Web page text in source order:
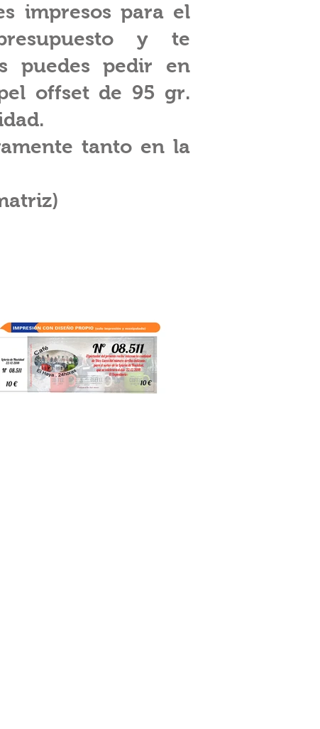
impresos para el
y te
puedes pedir en
offset de 95 gr.
tanto en la